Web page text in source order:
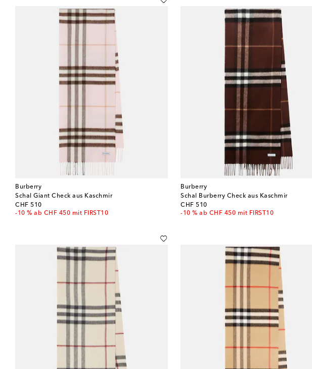
Burberry
Schal Giant Check aus Kaschmir
CHF 510
original price
-10 % ab CHF 450 mit FIRST10
Burberry
Schal Burberry Check aus Kaschmir
CHF 510
original price
-10 % ab CHF 450 mit FIRST10